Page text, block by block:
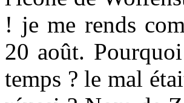
! je me rends
20 août.
temps ? le mal